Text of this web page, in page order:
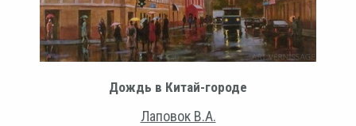
Дождь в Китай-городе
Лаповок В.А.